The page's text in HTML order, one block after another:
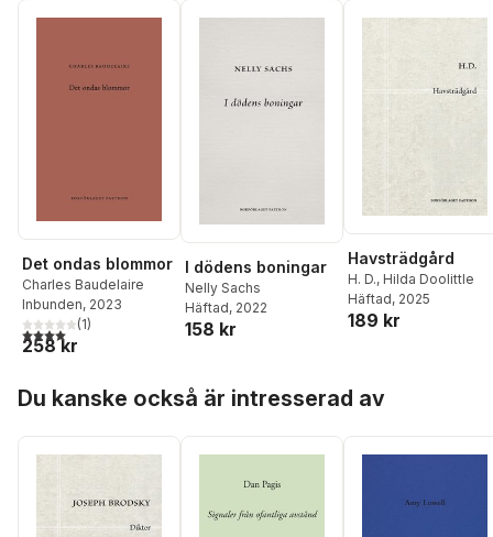
Det ondas blommor
Charles Baudelaire
Inbunden, 2023
4,0utav 5 stjärnor. Totalt antal röster:
(1)
258 kr
I dödens boningar
Nelly Sachs
Häftad, 2022
158 kr
Havsträdgård
H. D., Hilda Doolittle
Häftad, 2025
189 kr
Du kanske också är intresserad av